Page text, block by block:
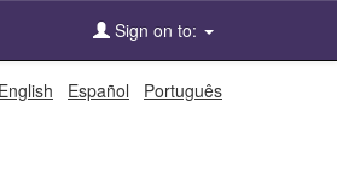
Sign on to:
English Español Português